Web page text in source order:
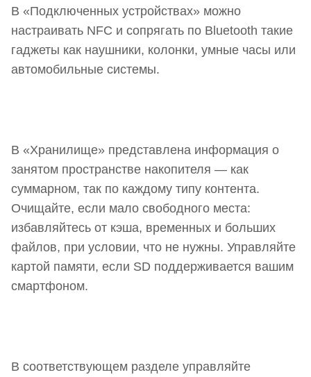
В «Подключенных устройствах» можно
настраивать NFC и сопрягать по Bluetooth такие
гаджеты как наушники, колонки, умные часы или
автомобильные системы.
В «Хранилище» представлена информация о
занятом пространстве накопителя — как
суммарном, так по каждому типу контента.
Очищайте, если мало свободного места:
избавляйтесь от кэша, временных и больших
файлов, при условии, что не нужны. Управляйте
картой памяти, если SD поддерживается вашим
смартфоном.
В соответствующем разделе управляйте